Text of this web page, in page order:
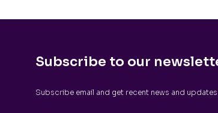
Subscribe to our
Subscribe email and get recent news and updates